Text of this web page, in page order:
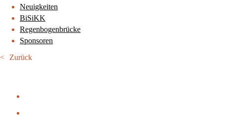
Neuigkeiten
BiSiKK
Regenbogenbrücke
Sponsoren
Zurück